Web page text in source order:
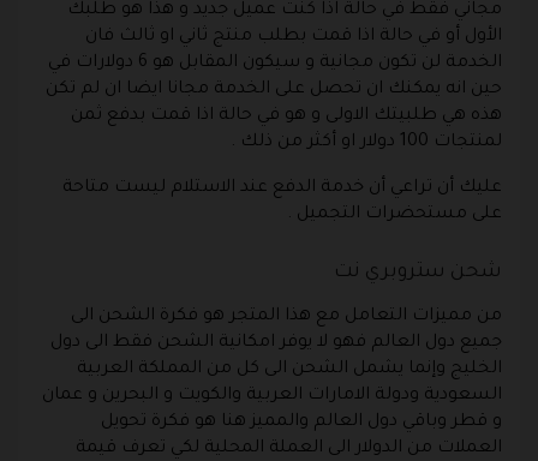
مجاني فقط في حالة اذا كنت عميل جديد و هذا هو طلبك
الأول أو في حالة اذا قمت بطلب منتج ثاني او ثالث فان
الخدمة لن تكون مجانية و سيكون المقابل هو 6 دولارات في
حين انه يمكنك ان تحصل على الخدمة مجانا ايضا ان لم تكن
هذه هي طلبيتك الاولى و هو في حالة اذا قمت بدفع ثمن
لمنتجات 100 دولار او أكثر من ذلك .
عليك أن تراعي أن خدمة الدفع عند الاستلام ليست متاحة
على مستحضرات التجميل .
شحن ستروبري نت
من مميزات التعامل مع هذا المتجر هو فكرة الشحن الى
جميع دول العالم فهو لا يوفر امكانية الشحن فقط الى دول
الخليج وإنما يشمل الشحن الى كل من المملكة العربية
السعودية ودولة الامارات العربية والكويت و البحرين و عمان
و قطر وباقي دول العالم والمميز هنا هو فكرة تحويل
العملات من الدولار الى العملة المحلية لكي تعرف قيمة